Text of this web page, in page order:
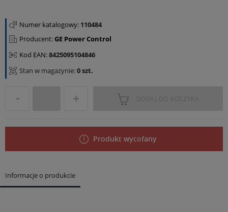
Numer katalogowy: 110484
Producent:GE Power Control
Kod EAN:8425095104846
Stan w magazynie:0 szt.
DODAJ DO KOSZYKA
Produkt wycofany
Informacje o produkcie